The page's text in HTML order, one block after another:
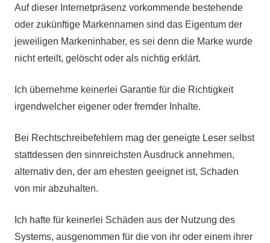
Auf dieser Internetpräsenz vorkommende bestehende
oder zukünftige Markennamen sind das Eigentum der
jeweiligen Markeninhaber, es sei denn die Marke wurde
nicht erteilt, gelöscht oder als nichtig erklärt.
Ich übernehme keinerlei Garantie für die Richtigkeit
irgendwelcher eigener oder fremder Inhalte.
Bei Rechtschreibefehlern mag der geneigte Leser selbst
stattdessen den sinnreichsten Ausdruck annehmen,
alternativ den, der am ehesten geeignet ist, Schaden
von mir abzuhalten.
Ich hafte für keinerlei Schäden aus der Nutzung des
Systems, ausgenommen für die von ihr oder einem ihrer